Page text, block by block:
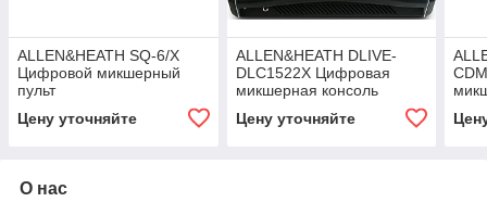
ALLEN&HEATH SQ-6/X
Цифровой микшерный
пульт
Цену уточняйте
ALLEN&HEATH DLIVE-
DLC1522X Цифровая
микшерная консоль
Цену уточняйте
О нас